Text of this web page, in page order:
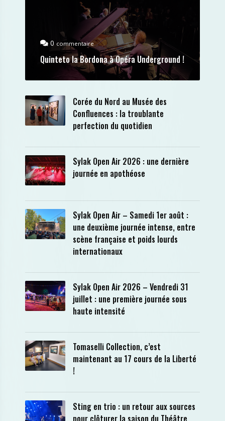
0 commentaire
Quinteto la Bordona à Opéra Underground !
Corée du Nord au Musée des
Confluences : la troublante
perfection du quotidien
Sylak Open Air 2026 : une dernière
journée en apothéose
Sylak Open Air – Samedi 1er août :
une deuxième journée intense, entre
scène française et poids lourds
internationaux
Sylak Open Air 2026 – Vendredi 31
juillet : une première journée sous
haute intensité
Tomaselli Collection, c’est
maintenant au 17 cours de la Liberté
!
Sting en trio : un retour aux sources
pour clôturer la saison du Théâtre